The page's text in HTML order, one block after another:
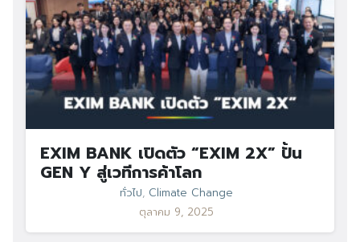
EXIM BANK เปิดตัว “EXIM 2X” ปั้น
GEN Y สู่เวทีการค้าโลก
ทั่วไป, Climate Change
ตุลาคม 9, 2025